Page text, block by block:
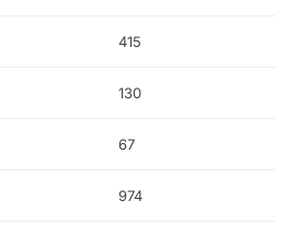
415
130
67
974